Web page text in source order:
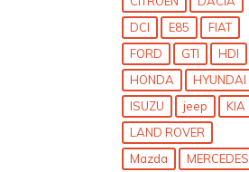
DCI
E85
FIAT
FORD
GTI
HDI
HONDA
HYUNDAI
ISUZU
jeep
KIA
LAND ROVER
Mazda
MERCEDES